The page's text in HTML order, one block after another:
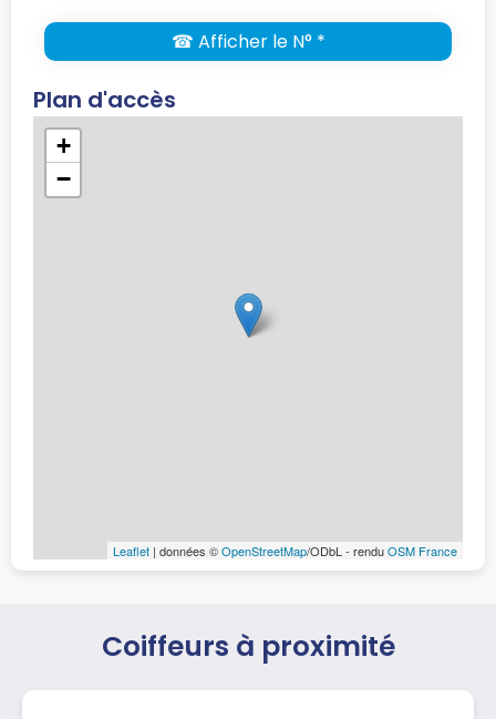
☎ Afficher le N° *
Plan d'accès
+
−
Leaflet | données ©OpenStreetMap/ODbL - renduOSM France
Coiffeurs à proximité